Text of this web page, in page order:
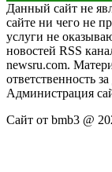
Данный сайт не
сайте ни чего не
услуги не
новостей RSS
newsru.com.
ответственность
Администрация
Сайт от bmb3 @